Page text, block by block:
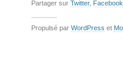
Partager sur Twitter, Facebook
Propulsé par WordPress et